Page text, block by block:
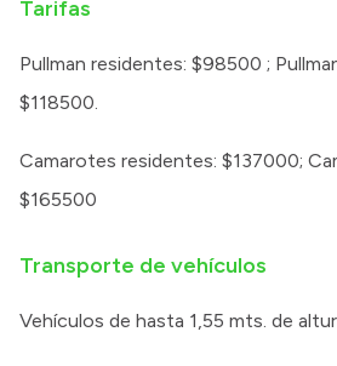
Tarifas
Pullman residentes: $98500 ;
$118500.
Camarotes residentes: $137000;
$165500
Transporte de vehículos
Vehículos de hasta 1,55 mts. de